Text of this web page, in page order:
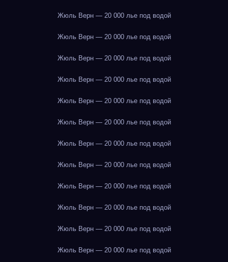
Жюль Верн — 20 000 лье под водой
Жюль Верн — 20 000 лье под водой
Жюль Верн — 20 000 лье под водой
Жюль Верн — 20 000 лье под водой
Жюль Верн — 20 000 лье под водой
Жюль Верн — 20 000 лье под водой
Жюль Верн — 20 000 лье под водой
Жюль Верн — 20 000 лье под водой
Жюль Верн — 20 000 лье под водой
Жюль Верн — 20 000 лье под водой
Жюль Верн — 20 000 лье под водой
Жюль Верн — 20 000 лье под водой